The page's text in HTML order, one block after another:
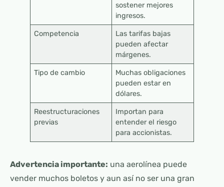
sostener mejores
ingresos.
Competencia
Las tarifas bajas
pueden afectar
márgenes.
Tipo de cambio
Muchas obligaciones
pueden estar en
dólares.
Reestructuraciones
previas
Importan para
entender el riesgo
para accionistas.
Advertencia importante: una aerolínea puede
vender muchos boletos y aun así no ser una gran